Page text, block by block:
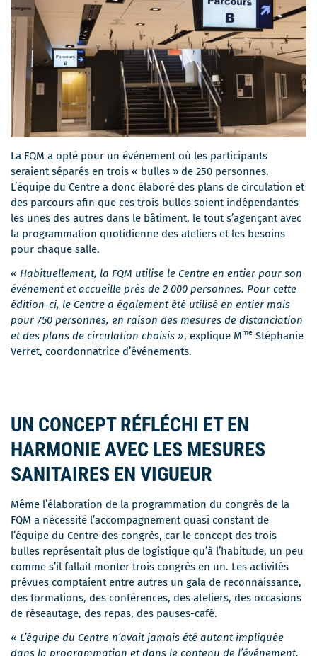
La FQM a opté pour un événement où les participants
seraient séparés en trois « bulles » de 250 personnes.
L’équipe du Centre a donc élaboré des plans de circulation et
des parcours afin que ces trois bulles soient indépendantes
les unes des autres dans le bâtiment, le tout s’agençant avec
la programmation quotidienne des ateliers et les besoins
pour chaque salle.
« Habituellement, la FQM utilise le Centre en entier pour son
événement et accueille près de 2 000 personnes. Pour cette
édition-ci, le Centre a également été utilisé en entier mais
pour 750 personnes, en raison des mesures de distanciation
et des plans de circulation choisis », explique Mme Stéphanie
Verret, coordonnatrice d’événements.
UN CONCEPT RÉFLÉCHI ET EN
HARMONIE AVEC LES MESURES
SANITAIRES EN VIGUEUR
Même l’élaboration de la programmation du congrès de la
FQM a nécessité l’accompagnement quasi constant de
l’équipe du Centre des congrès, car le concept des trois
bulles représentait plus de logistique qu’à l’habitude, un peu
comme s’il fallait monter trois congrès en un. Les activités
prévues comptaient entre autres un gala de reconnaissance,
des formations, des conférences, des ateliers, des occasions
de réseautage, des repas, des pauses-café.
« L’équipe du Centre n’avait jamais été autant impliquée
dans la programmation et dans le contenu de l’événement,